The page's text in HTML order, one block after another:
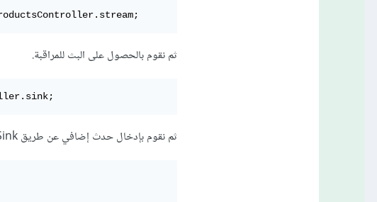
ثم نقوم بالحصول على البث للمراقبة.
ثم نقوم بإدخال حدث إضافي عن طريق StreamSink.